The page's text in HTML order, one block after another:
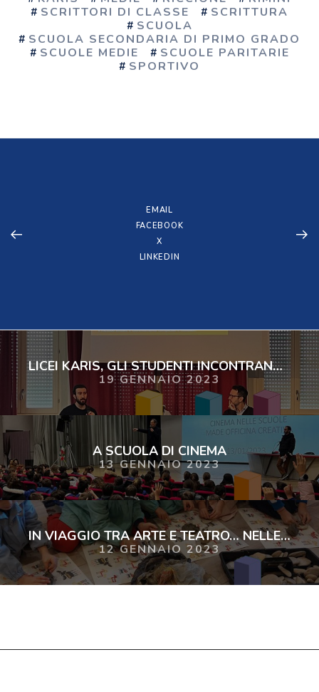
SCRITTORI DI CLASSE
SCRITTURA
SCUOLA
SCUOLA SECONDARIA DI PRIMO GRADO
SCUOLE MEDIE
SCUOLE PARITARIE
SPORTIVO
EMAIL
FACEBOOK
X
LINKEDIN
LICEI KARIS, GLI STUDENTI INCONTRANO JACOPO VILLA
19 GENNAIO 2023
A SCUOLA DI CINEMA
13 GENNAIO 2023
IN VIAGGIO TRA ARTE E TEATRO… NELLE FIABE
12 GENNAIO 2023